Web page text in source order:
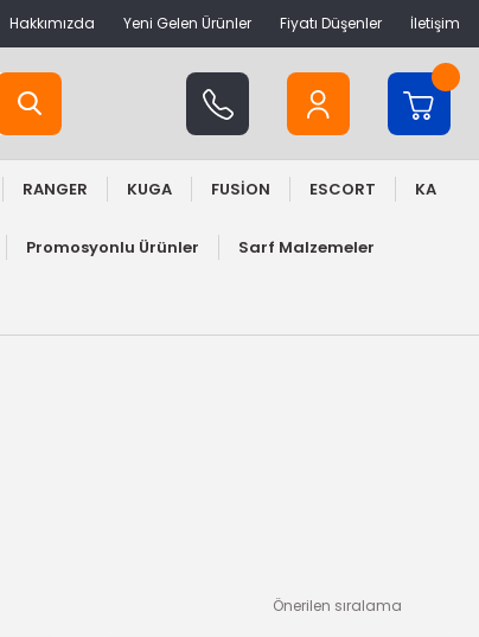
Hakkımızda Yeni Gelen Ürünler Fiyatı Düşenler İletişim
RANGER KUGA FUSİON ESCORT KA
Promosyonlu Ürünler Sarf Malzemeler